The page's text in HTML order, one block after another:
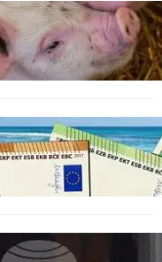
Африканска чума
край Гроздьово
От 9 август
в евро.